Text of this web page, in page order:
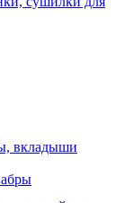
вкладыши